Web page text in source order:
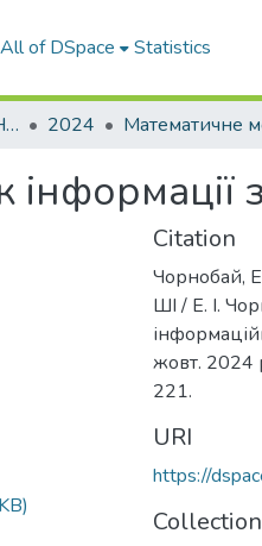
All of DSpace Statistics
МАТЕРІАЛИ КОНФЕРЕНЦІЙ 2024
Citation
Чорнобай,
ШІ / Е. І.
жовт. 2024
221.
URI
https://